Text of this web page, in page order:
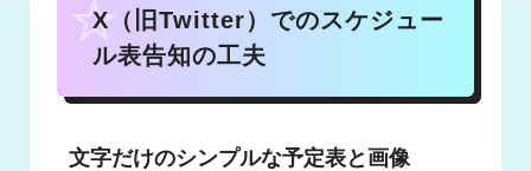
X（旧Twitter）でのスケジュー
ル表告知の工夫
文字だけのシンプルな予定表と画像